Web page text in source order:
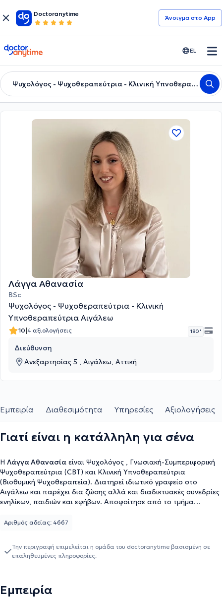
Doctoranytime
Άνοιγμα στο App
doctoranytime EL
Ψυχολόγος - Ψυχοθεραπεύτρια - Κλινική Υπνοθεραπεύτρια
Λάγγα Αθανασία
BSc
Ψυχολόγος - Ψυχοθεραπεύτρια - Κλινική
Υπνοθεραπεύτρια Αιγάλεω
10|4 αξιολογήσεις 180 '
Διεύθυνση
Ανεξαρτησίας 5 , Αιγάλεω, Αττική
Εμπειρία Διαθεσιμότητα Υπηρεσίες Αξιολογήσεις
Γιατί είναι η κατάλληλη για σένα
Η Λάγγα Αθανασία είναι Ψυχολόγος , Γνωσιακή-Συμπεριφορική
Ψυχοθεραπεύτρια (CBT) και Κλινική Υπνοθεραπεύτρια
(Βιοθυμική Ψυχοθεραπεία). Διατηρεί ιδιωτικό γραφείο στο
Αιγάλεω και παρέχει δια ζώσης αλλά και διαδικτυακές συνεδρίες
ενηλίκων, παιδιών και εφήβων. Αποφοίτησε από το τμήμα
Άδεια Ασκήσεως Επαγγέλματος Ψυχολόγου (αριθμός άδειας
Εφαρμοσμένης Ψυχοθεραπείας και Συμβουλευτικής (Κ.Ε.ΨΥ.ΣΥ.).
Επιπλέον, είναι πιστοποιημένη Κλινική Υπνοθεραπεύτρια και έχει
βασική εκπαίδευση στη Θεραπεία Αποδοχής και Δέσμευσης
Αριθμός αδείας: 4667
Την περιγραφή επιμελείται η ομάδα του doctoranytime βασισμένη σε
επαληθευμένες πληροφορίες.
Εμπειρία